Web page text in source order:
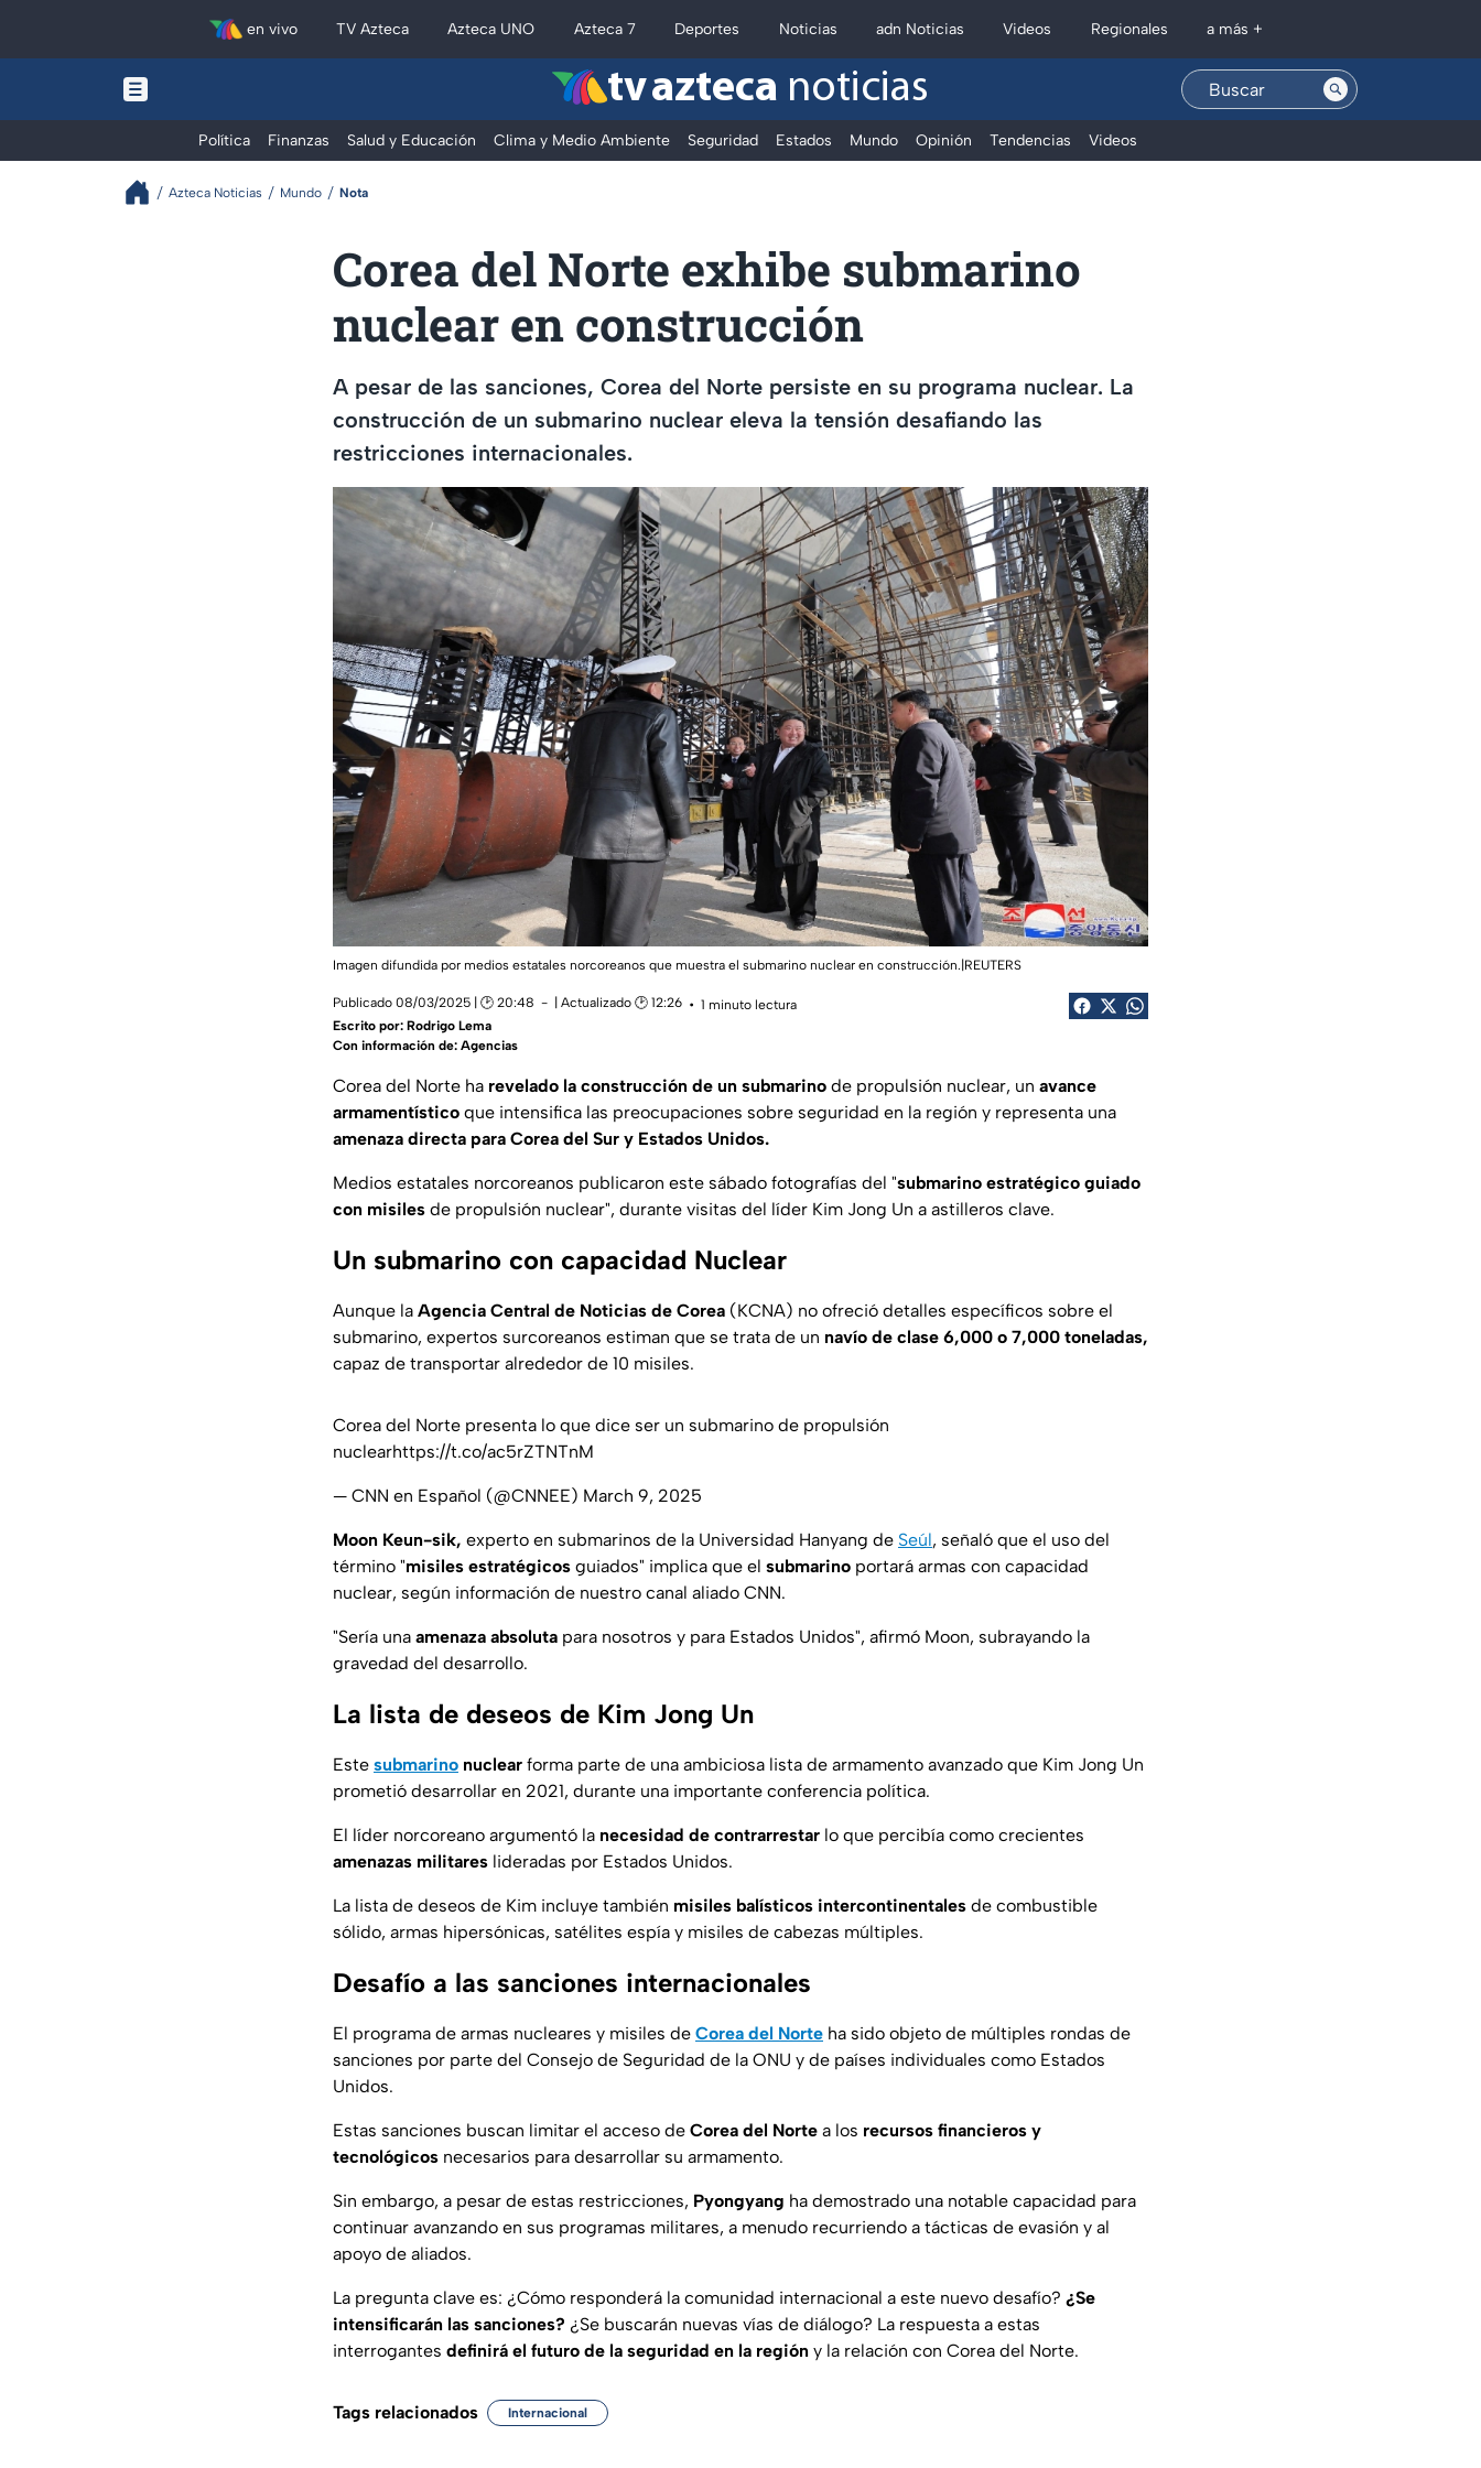
en vivo TV Azteca Azteca UNO Azteca 7 Deportes Noticias adn Noticias Videos Regionales a más +
tv azteca noticias
Política Finanzas Salud y Educación Clima y Medio Ambiente Seguridad Estados Mundo Opinión Tendencias Videos
Azteca Noticias Mundo Nota
Corea del Norte exhibe submarino
nuclear en construcción
A pesar de las sanciones, Corea del Norte persiste en su programa nuclear. La
construcción de un submarino nuclear eleva la tensión desafiando las
restricciones internacionales.
Imagen difundida por medios estatales norcoreanos que muestra el submarino nuclear en construcción.|REUTERS
Publicado 08/03/2025 | 🕑 20:48 | Actualizado 🕑 12:26
1 minuto lectura
Escrito por: Rodrigo Lema
Con información de: Agencias
Corea del Norte ha revelado la construcción de un submarino de propulsión nuclear, un avance
armamentístico que intensifica las preocupaciones sobre seguridad en la región y representa una
amenaza directa para Corea del Sur y Estados Unidos.
Medios estatales norcoreanos publicaron este sábado fotografías del "submarino estratégico guiado
con misiles de propulsión nuclear", durante visitas del líder Kim Jong Un a astilleros clave.
Un submarino con capacidad Nuclear
Aunque la Agencia Central de Noticias de Corea (KCNA) no ofreció detalles específicos sobre el
submarino, expertos surcoreanos estiman que se trata de un navío de clase 6,000 o 7,000 toneladas,
capaz de transportar alrededor de 10 misiles.
Corea del Norte presenta lo que dice ser un submarino de propulsión
nuclearhttps://t.co/ac5rZTNTnM
— CNN en Español (@CNNEE) March 9, 2025
Moon Keun-sik, experto en submarinos de la Universidad Hanyang de Seúl, señaló que el uso del
término "misiles estratégicos guiados" implica que el submarino portará armas con capacidad
nuclear, según información de nuestro canal aliado CNN.
"Sería una amenaza absoluta para nosotros y para Estados Unidos", afirmó Moon, subrayando la
gravedad del desarrollo.
La lista de deseos de Kim Jong Un
Este submarino nuclear forma parte de una ambiciosa lista de armamento avanzado que Kim Jong Un
prometió desarrollar en 2021, durante una importante conferencia política.
El líder norcoreano argumentó la necesidad de contrarrestar lo que percibía como crecientes
amenazas militares lideradas por Estados Unidos.
La lista de deseos de Kim incluye también misiles balísticos intercontinentales de combustible
sólido, armas hipersónicas, satélites espía y misiles de cabezas múltiples.
Desafío a las sanciones internacionales
El programa de armas nucleares y misiles de Corea del Norte ha sido objeto de múltiples rondas de
sanciones por parte del Consejo de Seguridad de la ONU y de países individuales como Estados
Unidos.
Estas sanciones buscan limitar el acceso de Corea del Norte a los recursos financieros y
tecnológicos necesarios para desarrollar su armamento.
Sin embargo, a pesar de estas restricciones, Pyongyang ha demostrado una notable capacidad para
continuar avanzando en sus programas militares, a menudo recurriendo a tácticas de evasión y al
apoyo de aliados.
La pregunta clave es: ¿Cómo responderá la comunidad internacional a este nuevo desafío? ¿Se
intensificarán las sanciones? ¿Se buscarán nuevas vías de diálogo? La respuesta a estas
interrogantes definirá el futuro de la seguridad en la región y la relación con Corea del Norte.
Tags relacionados Internacional